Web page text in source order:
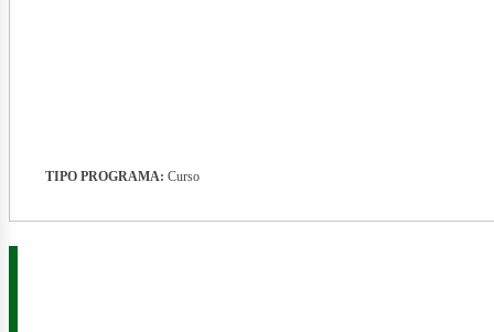
TIPO PROGRAMA: Curso